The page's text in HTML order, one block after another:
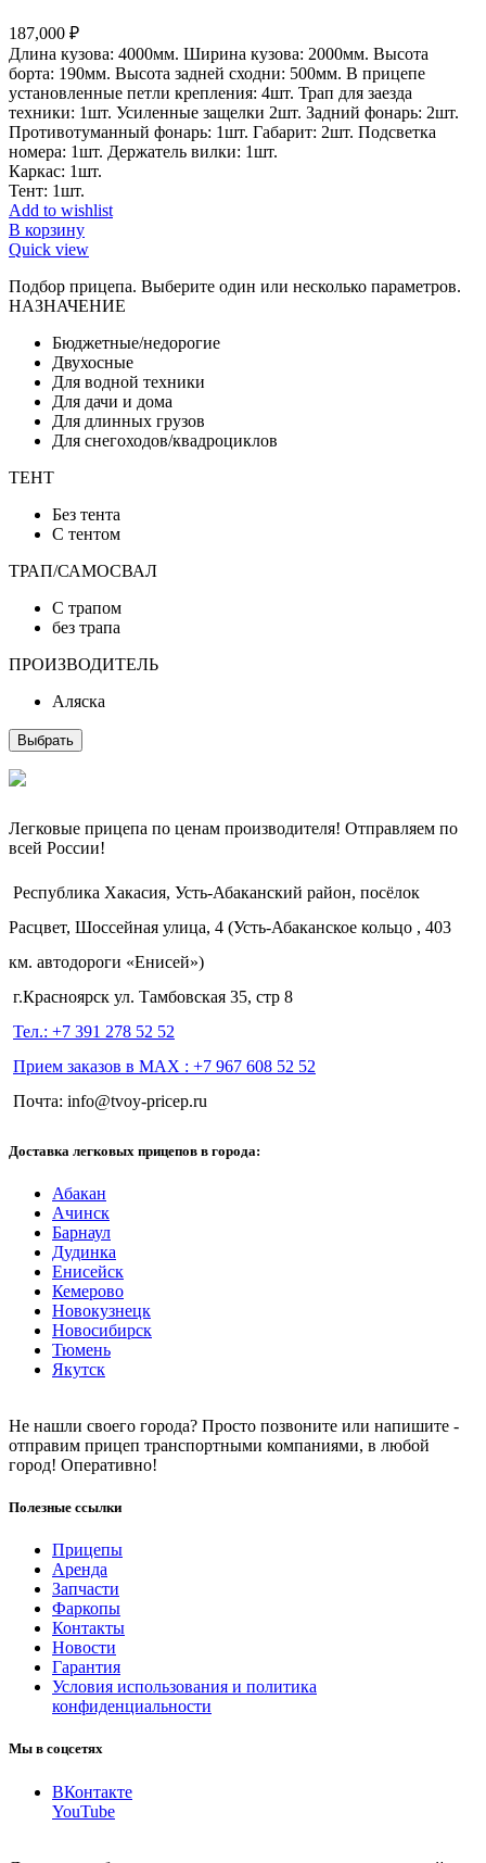
187,000 ₽
Длина кузова: 4000мм. Ширина кузова: 2000мм. Высота
борта: 190мм. Высота задней сходни: 500мм. В прицепе
установленные петли крепления: 4шт. Трап для заезда
техники: 1шт. Усиленные защелки 2шт. Задний фонарь: 2шт.
Противотуманный фонарь: 1шт. Габарит: 2шт. Подсветка
номера: 1шт. Держатель вилки: 1шт.
Каркас: 1шт.
Тент: 1шт.
Add to wishlist
В корзину
Quick view
Подбор прицепа. Выберите один или несколько параметров.
НАЗНАЧЕНИЕ
Бюджетные/недорогие
Двухосные
Для водной техники
Для дачи и дома
Для длинных грузов
Для снегоходов/квадроциклов
ТЕНТ
Без тента
С тентом
ТРАП/САМОСВАЛ
C трапом
без трапа
ПРОИЗВОДИТЕЛЬ
Аляска
Выбрать
Легковые прицепа по ценам производителя! Отправляем по
всей России!
Республика Хакасия, Усть-Абаканский район, посёлок
Расцвет, Шоссейная улица, 4 (Усть-Абаканское кольцо , 403
км. автодороги «Енисей»)
г.Красноярск ул. Тамбовская 35, стр 8
Тел.: +7 391 278 52 52
Прием заказов в МАХ : +7 967 608 52 52
Почта: info@tvoy-pricep.ru
Доставка легковых прицепов в города:
Абакан
Ачинск
Барнаул
Дудинка
Енисейск
Кемерово
Новокузнецк
Новосибирск
Тюмень
Якутск
Не нашли своего города? Просто позвоните или напишите -
отправим прицеп транспортными компаниями, в любой
город! Оперативно!
Полезные ссылки
Прицепы
Аренда
Запчасти
Фаркопы
Контакты
Новости
Гарантия
Условия использования и политика
конфиденциальности
Мы в соцсетях
ВКонтакте
YouTube